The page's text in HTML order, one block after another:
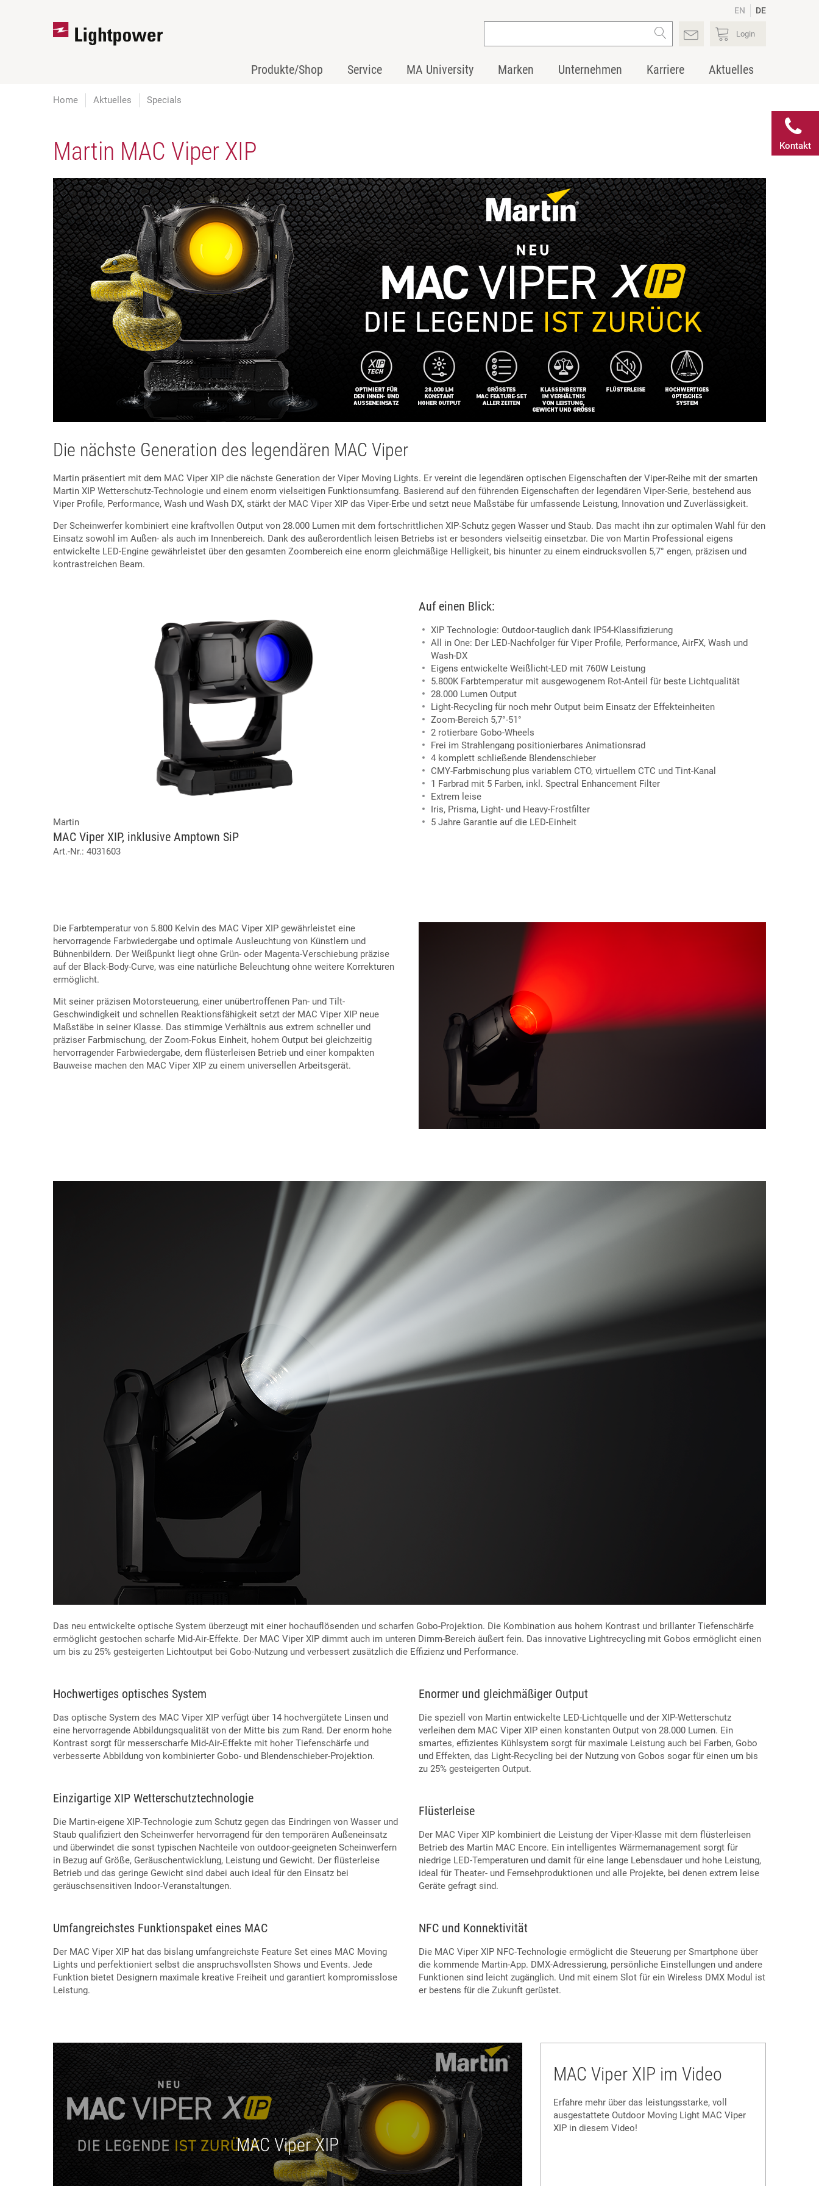
EN DE
Login
Produkte/Shop Service MA University Marken Unternehmen Karriere Aktuelles
Home Aktuelles Specials
Kontakt
Martin MAC Viper XIP
Die nächste Generation des legendären MAC Viper
Martin präsentiert mit dem MAC Viper XIP die nächste Generation der Viper Moving Lights. Er vereint die legendären optischen Eigenschaften der Viper-Reihe mit der smarten
Martin XIP Wetterschutz-Technologie und einem enorm vielseitigen Funktionsumfang. Basierend auf den führenden Eigenschaften der legendären Viper-Serie, bestehend aus
Viper Profile, Performance, Wash und Wash DX, stärkt der MAC Viper XIP das Viper-Erbe und setzt neue Maßstäbe für umfassende Leistung, Innovation und Zuverlässigkeit.
Der Scheinwerfer kombiniert eine kraftvollen Output von 28.000 Lumen mit dem fortschrittlichen XIP-Schutz gegen Wasser und Staub. Das macht ihn zur optimalen Wahl für den
Einsatz sowohl im Außen- als auch im Innenbereich. Dank des außerordentlich leisen Betriebs ist er besonders vielseitig einsetzbar. Die von Martin Professional eigens
entwickelte LED-Engine gewährleistet über den gesamten Zoombereich eine enorm gleichmäßige Helligkeit, bis hinunter zu einem eindrucksvollen 5,7° engen, präzisen und
kontrastreichen Beam.
Martin
MAC Viper XIP, inklusive Amptown SiP
Art.-Nr.: 4031603
Auf einen Blick:
XIP Technologie: Outdoor-tauglich dank IP54-Klassifizierung
All in One: Der LED-Nachfolger für Viper Profile, Performance, AirFX, Wash und
Wash-DX
Eigens entwickelte Weißlicht-LED mit 760W Leistung
5.800K Farbtemperatur mit ausgewogenem Rot-Anteil für beste Lichtqualität
28.000 Lumen Output
Light-Recycling für noch mehr Output beim Einsatz der Effekteinheiten
Zoom-Bereich 5,7°-51°
2 rotierbare Gobo-Wheels
Frei im Strahlengang positionierbares Animationsrad
4 komplett schließende Blendenschieber
CMY-Farbmischung plus variablem CTO, virtuellem CTC und Tint-Kanal
1 Farbrad mit 5 Farben, inkl. Spectral Enhancement Filter
Extrem leise
Iris, Prisma, Light- und Heavy-Frostfilter
5 Jahre Garantie auf die LED-Einheit
Die Farbtemperatur von 5.800 Kelvin des MAC Viper XIP gewährleistet eine
hervorragende Farbwiedergabe und optimale Ausleuchtung von Künstlern und
Bühnenbildern. Der Weißpunkt liegt ohne Grün- oder Magenta-Verschiebung präzise
auf der Black-Body-Curve, was eine natürliche Beleuchtung ohne weitere Korrekturen
ermöglicht.
Mit seiner präzisen Motorsteuerung, einer unübertroffenen Pan- und Tilt-
Geschwindigkeit und schnellen Reaktionsfähigkeit setzt der MAC Viper XIP neue
Maßstäbe in seiner Klasse. Das stimmige Verhältnis aus extrem schneller und
präziser Farbmischung, der Zoom-Fokus Einheit, hohem Output bei gleichzeitig
hervorragender Farbwiedergabe, dem flüsterleisen Betrieb und einer kompakten
Bauweise machen den MAC Viper XIP zu einem universellen Arbeitsgerät.
Das neu entwickelte optische System überzeugt mit einer hochauflösenden und scharfen Gobo-Projektion. Die Kombination aus hohem Kontrast und brillanter Tiefenschärfe
ermöglicht gestochen scharfe Mid-Air-Effekte. Der MAC Viper XIP dimmt auch im unteren Dimm-Bereich äußert fein. Das innovative Lightrecycling mit Gobos ermöglicht einen
um bis zu 25% gesteigerten Lichtoutput bei Gobo-Nutzung und verbessert zusätzlich die Effizienz und Performance.
Hochwertiges optisches System
Das optische System des MAC Viper XIP verfügt über 14 hochvergütete Linsen und
eine hervorragende Abbildungsqualität von der Mitte bis zum Rand. Der enorm hohe
Kontrast sorgt für messerscharfe Mid-Air-Effekte mit hoher Tiefenschärfe und
verbesserte Abbildung von kombinierter Gobo- und Blendenschieber-Projektion.
Einzigartige XIP Wetterschutztechnologie
Die Martin-eigene XIP-Technologie zum Schutz gegen das Eindringen von Wasser und
Staub qualifiziert den Scheinwerfer hervorragend für den temporären Außeneinsatz
und überwindet die sonst typischen Nachteile von outdoor-geeigneten Scheinwerfern
in Bezug auf Größe, Geräuschentwicklung, Leistung und Gewicht. Der flüsterleise
Betrieb und das geringe Gewicht sind dabei auch ideal für den Einsatz bei
geräuschsensitiven Indoor-Veranstaltungen.
Umfangreichstes Funktionspaket eines MAC
Der MAC Viper XIP hat das bislang umfangreichste Feature Set eines MAC Moving
Lights und perfektioniert selbst die anspruchsvollsten Shows und Events. Jede
Funktion bietet Designern maximale kreative Freiheit und garantiert kompromisslose
Leistung.
Enormer und gleichmäßiger Output
Die speziell von Martin entwickelte LED-Lichtquelle und der XIP-Wetterschutz
verleihen dem MAC Viper XIP einen konstanten Output von 28.000 Lumen. Ein
smartes, effizientes Kühlsystem sorgt für maximale Leistung auch bei Farben, Gobo
und Effekten, das Light-Recycling bei der Nutzung von Gobos sogar für einen um bis
zu 25% gesteigerten Output.
Flüsterleise
Der MAC Viper XIP kombiniert die Leistung der Viper-Klasse mit dem flüsterleisen
Betrieb des Martin MAC Encore. Ein intelligentes Wärmemanagement sorgt für
niedrige LED-Temperaturen und damit für eine lange Lebensdauer und hohe Leistung,
ideal für Theater- und Fernsehproduktionen und alle Projekte, bei denen extrem leise
Geräte gefragt sind.
NFC und Konnektivität
Die MAC Viper XIP NFC-Technologie ermöglicht die Steuerung per Smartphone über
die kommende Martin-App. DMX-Adressierung, persönliche Einstellungen und andere
Funktionen sind leicht zugänglich. Und mit einem Slot für ein Wireless DMX Modul ist
er bestens für die Zukunft gerüstet.
MAC Viper XIP
MAC Viper XIP im Video
Erfahre mehr über das leistungsstarke, voll
ausgestattete Outdoor Moving Light MAC Viper
XIP in diesem Video!